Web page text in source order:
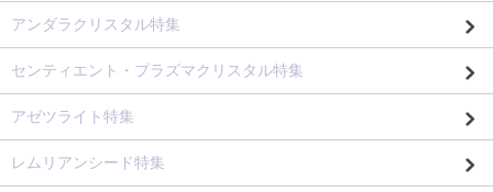
アンダラクリスタル特集
センティエント・プラズマクリスタル特集
アゼツライト特集
レムリアンシード特集